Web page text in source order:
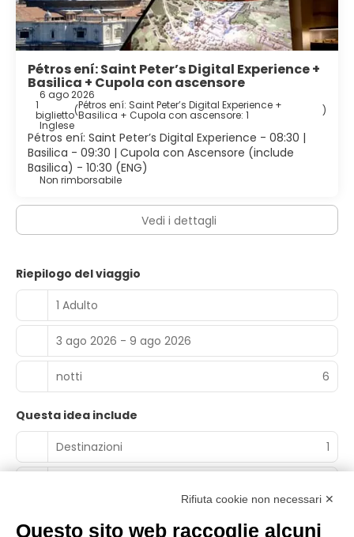
Pétros ení: Saint Peter’s Digital Experience +
Basilica + Cupola con ascensore
6 ago 2026
1
biglietto(Pétros ení: Saint Peter’s Digital Experience +
Basilica + Cupola con ascensore: 1
)
Inglese
Pétros ení: Saint Peter’s Digital Experience - 08:30 |
Basilica - 09:30 | Cupola con Ascensore (include
Basilica) - 10:30 (ENG)
Non rimborsabile
Vedi i dettagli
Riepilogo del viaggio
1 Adulto
3 ago 2026 - 9 ago 2026
notti 6
Questa idea include
Destinazioni
1
Rifiuta cookie non necessari ✕
Questo sito web raccoglie alcuni